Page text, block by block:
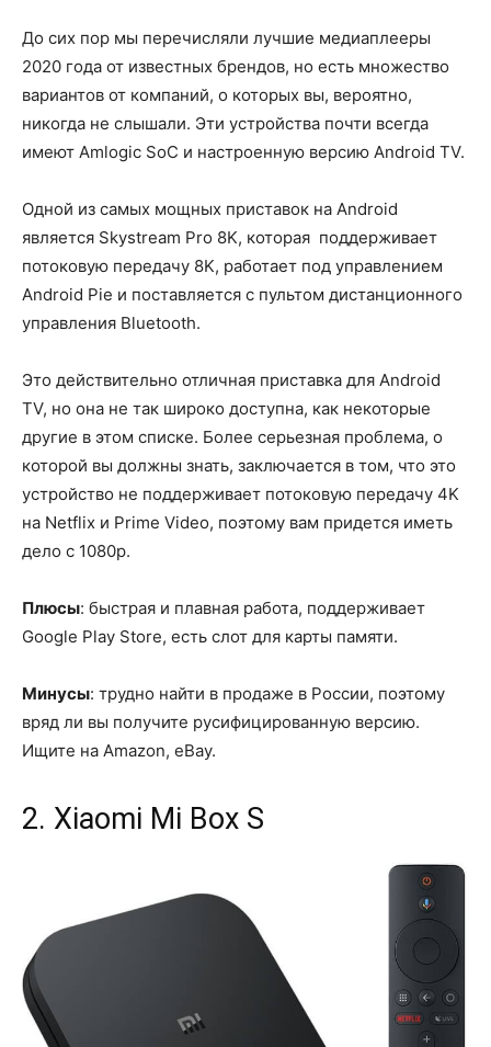
До сих пор мы перечисляли лучшие медиаплееры
2020 года от известных брендов, но есть множество
вариантов от компаний, о которых вы, вероятно,
никогда не слышали. Эти устройства почти всегда
имеют Amlogic SoC и настроенную версию Android TV.
Одной из самых мощных приставок на Android
является Skystream Pro 8K, которая поддерживает
потоковую передачу 8K, работает под управлением
Android Pie и поставляется с пультом дистанционного
управления Bluetooth.
Это действительно отличная приставка для Android
TV, но она не так широко доступна, как некоторые
другие в этом списке. Более серьезная проблема, о
которой вы должны знать, заключается в том, что это
устройство не поддерживает потоковую передачу 4K
на Netflix и Prime Video, поэтому вам придется иметь
дело с 1080p.
Плюсы: быстрая и плавная работа, поддерживает
Google Play Store, есть слот для карты памяти.
Минусы: трудно найти в продаже в России, поэтому
вряд ли вы получите русифицированную версию.
Ищите на Amazon, eBay.
2. Xiaomi Mi Box S